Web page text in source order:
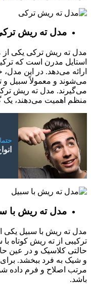
مدل ته ریش
مدل ته ریش ترکی یکی از
استایل مدرن است که
ارائه می‌دهد. در این
می‌شوند و معمولاً سبیل و
می‌گیرند. مدل ته ریش
منظم اهمیت می‌دهند، یک
مدل ته ریش با
مدل ته ریش با سبیل یکی
ترکیبی از ته ریش کوتاه
حالتی کلاسیک و در عین
و شیک به فرد ببخشد. برای
مرتب اصلاح و فرم داده
باشد.